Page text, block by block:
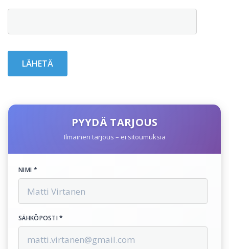
PYYDÄ TARJOUS
Ilmainen tarjous – ei sitoumuksia
NIMI *
SÄHKÖPOSTI *